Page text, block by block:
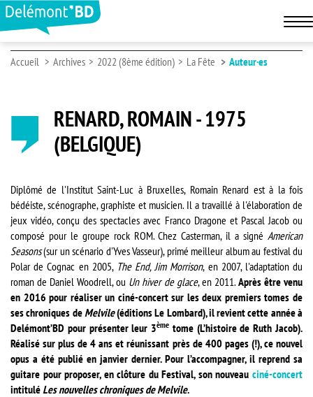
Accueil Archives 2022 (8ème édition) La Fête Auteur·es
RENARD, ROMAIN - 1975
(BELGIQUE)
Diplômé de l'Institut Saint-Luc à Bruxelles, Romain Renard est à la fois
bédéiste, scénographe, graphiste et musicien. Il a travaillé à l'élaboration de
jeux vidéo, conçu des spectacles avec Franco Dragone et Pascal Jacob ou
composé pour le groupe rock ROM. Chez Casterman, il a signé American
Seasons(sur un scénario d'Yves Vasseur), primé meilleur album au festival du
Polar de Cognac en 2005, The End, Jim Morrison, en 2007, l'adaptation du
roman de Daniel Woodrell, ou Un hiver de glace, en 2011. Après être venu
en 2016 pour réaliser un ciné-concert sur les deux premiers tomes de
ses chroniques de Melvile(éditions Le Lombard), il revient cette année à
Delémont’BD pour présenter leur 3ème tome (L’histoire de Ruth Jacob).
Réalisé sur plus de 4 ans et réunissant près de 400 pages (!), ce nouvel
opus a été publié en janvier dernier. Pour l’accompagner, il reprend sa
guitare pour proposer, en clôture du Festival, son nouveau ciné-concert
intitulé Les nouvelles chroniques de Melvile.